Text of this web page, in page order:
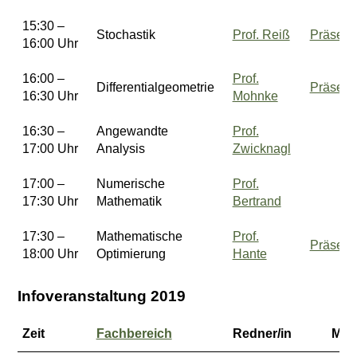
15:30 –
16:00 Uhr
Stochastik Prof. Reiß
16:00 –
16:30 Uhr
Differentialgeometrie
Prof.
Mohnke
16:30 –
17:00 Uhr
Angewandte
Analysis
Prof.
Zwicknagl
17:00 –
17:30 Uhr
Numerische
Mathematik
Prof.
Bertrand
17:30 –
18:00 Uhr
Mathematische
Optimierung
Prof.
Hante
Infoveranstaltung 2019
Zeit Fachbereich Redner/in